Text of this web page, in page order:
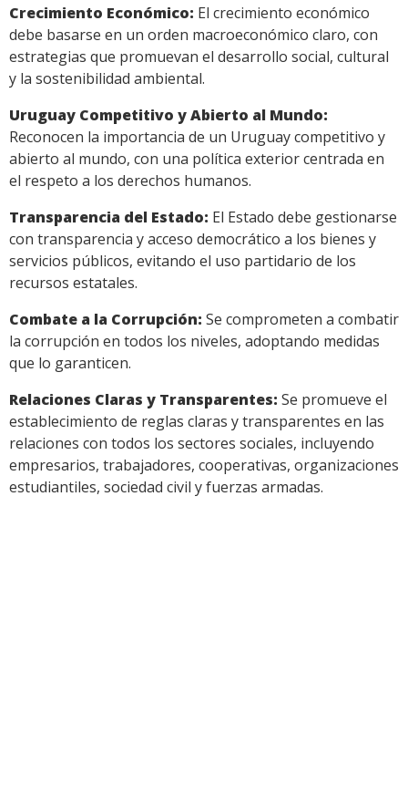
Crecimiento Económico: El crecimiento económico
debe basarse en un orden macroeconómico claro, con
estrategias que promuevan el desarrollo social, cultural
y la sostenibilidad ambiental.
Uruguay Competitivo y Abierto al Mundo:
Reconocen la importancia de un Uruguay competitivo y
abierto al mundo, con una política exterior centrada en
el respeto a los derechos humanos.
Transparencia del Estado: El Estado debe gestionarse
con transparencia y acceso democrático a los bienes y
servicios públicos, evitando el uso partidario de los
recursos estatales.
Combate a la Corrupción: Se comprometen a combatir
la corrupción en todos los niveles, adoptando medidas
que lo garanticen.
Relaciones Claras y Transparentes: Se promueve el
establecimiento de reglas claras y transparentes en las
relaciones con todos los sectores sociales, incluyendo
empresarios, trabajadores, cooperativas, organizaciones
estudiantiles, sociedad civil y fuerzas armadas.